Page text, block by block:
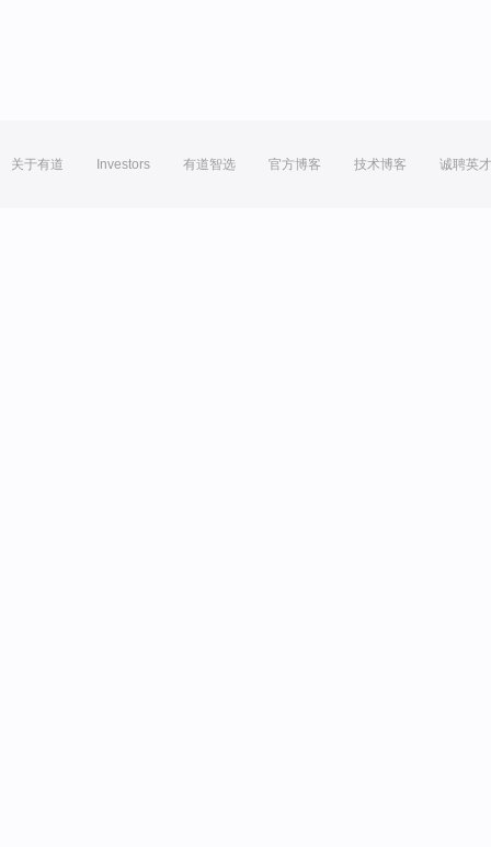
关于有道 Investors 有道智选 官方博客 技术博客 诚聘英才